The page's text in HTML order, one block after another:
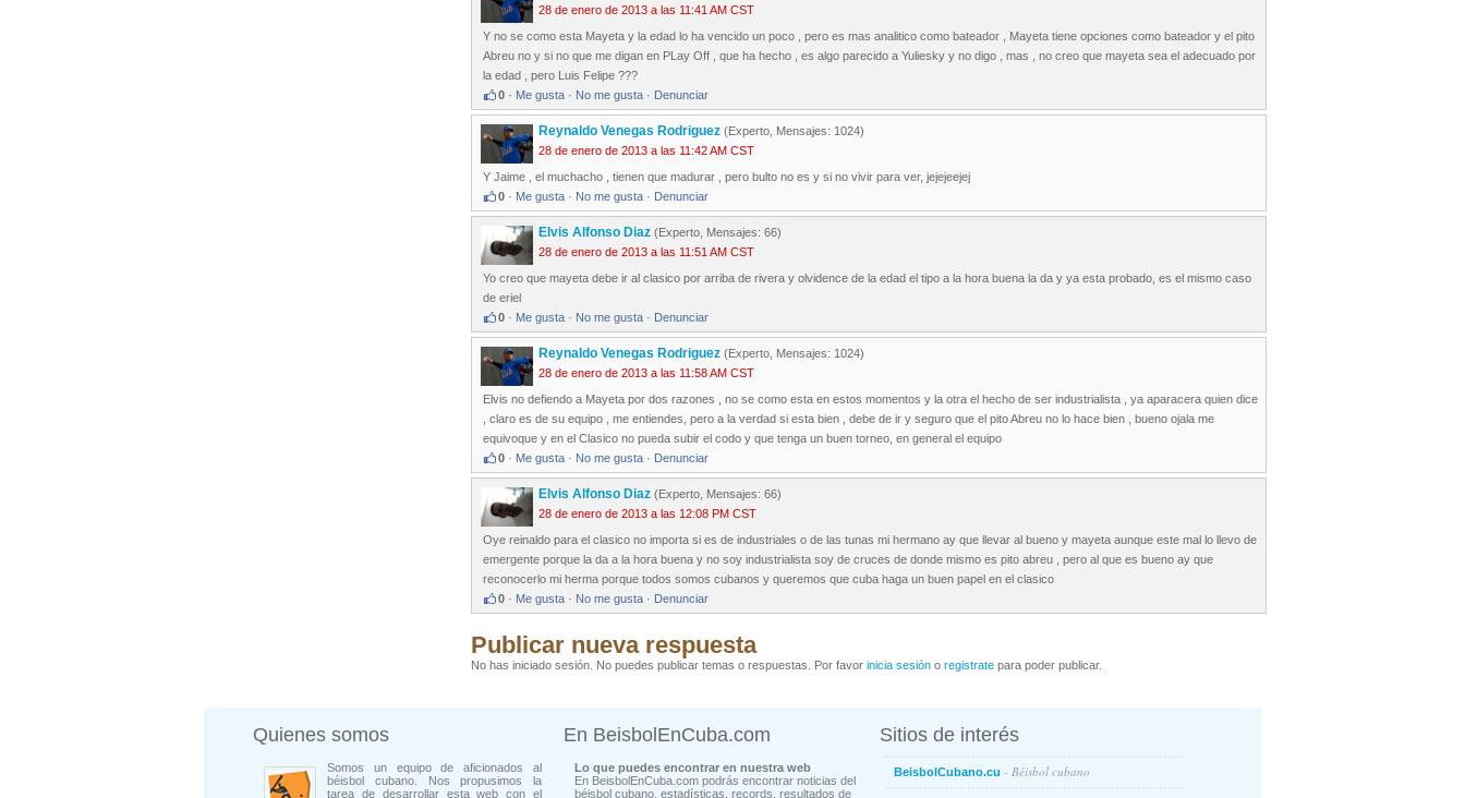
28 de enero de 2013 a las 11:41 AM CST
Y no se como esta Mayeta y la edad lo ha vencido un poco , pero es mas analitico como bateador , Mayeta tiene opciones como bateador y el pito
Abreu no y si no que me digan en PLay Off , que ha hecho , es algo parecido a Yuliesky y no digo , mas , no creo que mayeta sea el adecuado por
la edad , pero Luis Felipe ???
0 · Me gusta · No me gusta · Denunciar
Reynaldo Venegas Rodriguez (Experto, Mensajes: 1024)
28 de enero de 2013 a las 11:42 AM CST
Y Jaime , el muchacho , tienen que madurar , pero bulto no es y si no vivir para ver, jejejeejej
0 · Me gusta · No me gusta · Denunciar
Elvis Alfonso Diaz (Experto, Mensajes: 66)
28 de enero de 2013 a las 11:51 AM CST
Yo creo que mayeta debe ir al clasico por arriba de rivera y olvidence de la edad el tipo a la hora buena la da y ya esta probado, es el mismo caso
de eriel
0 · Me gusta · No me gusta · Denunciar
Reynaldo Venegas Rodriguez (Experto, Mensajes: 1024)
28 de enero de 2013 a las 11:58 AM CST
Elvis no defiendo a Mayeta por dos razones , no se como esta en estos momentos y la otra el hecho de ser industrialista , ya aparacera quien dice
, claro es de su equipo , me entiendes, pero a la verdad si esta bien , debe de ir y seguro que el pito Abreu no lo hace bien , bueno ojala me
equivoque y en el Clasico no pueda subir el codo y que tenga un buen torneo, en general el equipo
0 · Me gusta · No me gusta · Denunciar
Elvis Alfonso Diaz (Experto, Mensajes: 66)
28 de enero de 2013 a las 12:08 PM CST
Oye reinaldo para el clasico no importa si es de industriales o de las tunas mi hermano ay que llevar al bueno y mayeta aunque este mal lo llevo de
emergente porque la da a la hora buena y no soy industrialista soy de cruces de donde mismo es pito abreu , pero al que es bueno ay que
reconocerlo mi herma porque todos somos cubanos y queremos que cuba haga un buen papel en el clasico
0 · Me gusta · No me gusta · Denunciar
Publicar nueva respuesta
No has iniciado sesión. No puedes publicar temas o respuestas. Por favor inicia sesión o registrate para poder publicar.
Quienes somos
Somos un equipo de aficionados al
béisbol cubano. Nos propusimos la
tarea de desarrollar esta web con el
En BeisbolEnCuba.com
Lo que puedes encontrar en nuestra web
En BeisbolEnCuba.com podrás encontrar noticias del
béisbol cubano, estadísticas, records, resultados de
Sitios de interés
BeisbolCubano.cu - Béisbol cubano